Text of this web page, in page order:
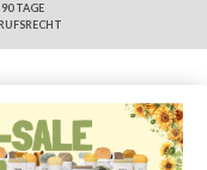
90 TAGE